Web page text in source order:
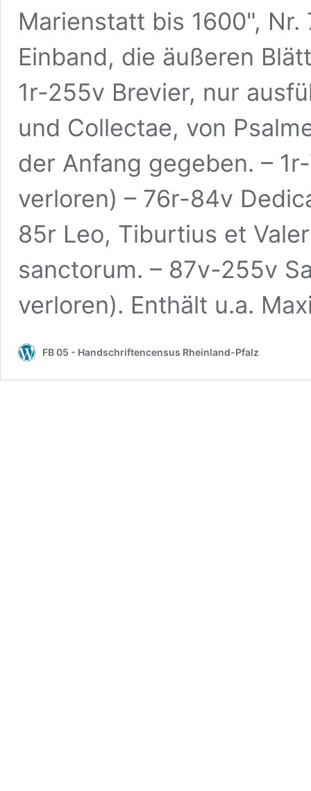
Marienstatt bis 1600",
Einband, die äußeren
1r-255v Brevier, nur
und Collectae, von
der Anfang gegeben. –
verloren) – 76r-84v
85r Leo, Tiburtius et
sanctorum. – 87v-255v
verloren). Enthält u.a.
FB 05 - Handschriftencensus Rheinland-Pfalz